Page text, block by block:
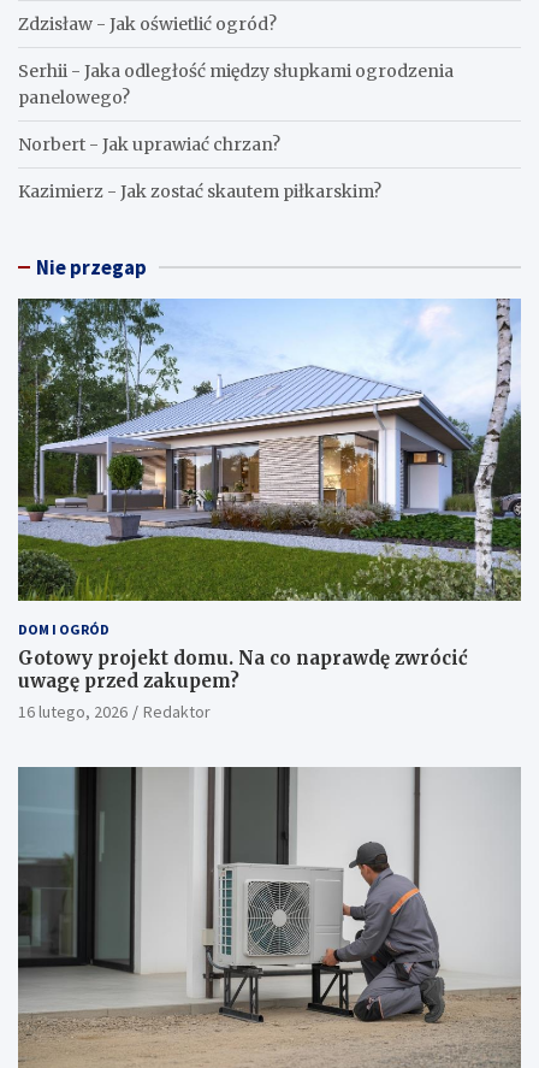
Zdzisław - Jak oświetlić ogród?
Serhii - Jaka odległość między słupkami ogrodzenia
panelowego?
Norbert - Jak uprawiać chrzan?
Kazimierz - Jak zostać skautem piłkarskim?
Nie przegap
DOM I OGRÓD
Gotowy projekt domu. Na co naprawdę zwrócić
uwagę przed zakupem?
16 lutego, 2026 Redaktor